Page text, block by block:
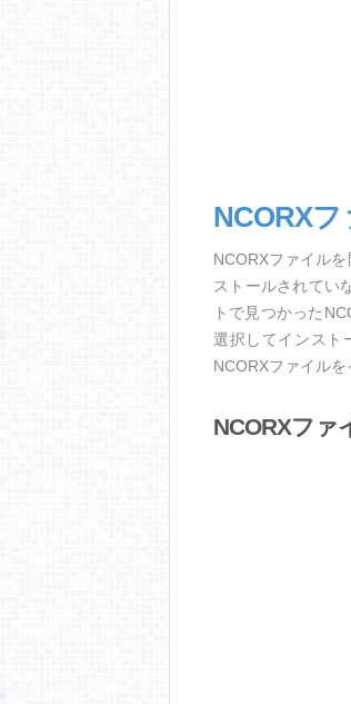
NCORX
NCORXファイル
ストールされてい
トで見つかった
選択してインスト
NCORXファイル
NCORXファ